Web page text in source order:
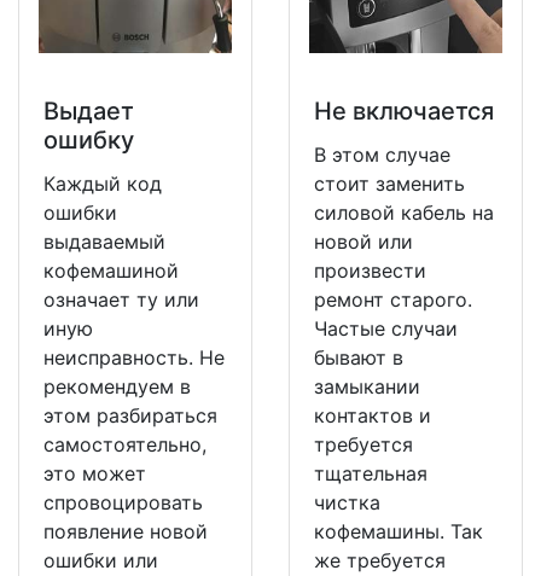
Выдает
ошибку
Каждый код
ошибки
выдаваемый
кофемашиной
означает ту или
иную
неисправность. Не
рекомендуем в
этом разбираться
самостоятельно,
это может
спровоцировать
появление новой
ошибки или
Не включается
В этом случае
стоит заменить
силовой кабель на
новой или
произвести
ремонт старого.
Частые случаи
бывают в
замыкании
контактов и
требуется
тщательная
чистка
кофемашины. Так
же требуется